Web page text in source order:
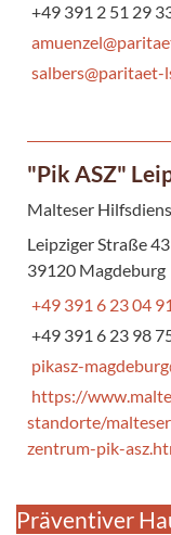
+49 391 2 51 29
salbers@paritaet-
"Pik ASZ"
Malteser
Leipziger Straße 43
39120 Magdeburg
+49 391 6 23 04 91
+49 391 6 23 98
pikasz-
https://
standorte/
zentrum-pik-
Präventiver